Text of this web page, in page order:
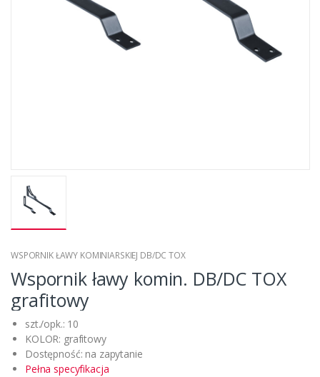
WSPORNIK ŁAWY KOMINIARSKIEJ DB/DC TOX
Wspornik ławy komin. DB/DC TOX
grafitowy
szt./opk.: 10
KOLOR: grafitowy
Dostępność: na zapytanie
Pełna specyfikacja